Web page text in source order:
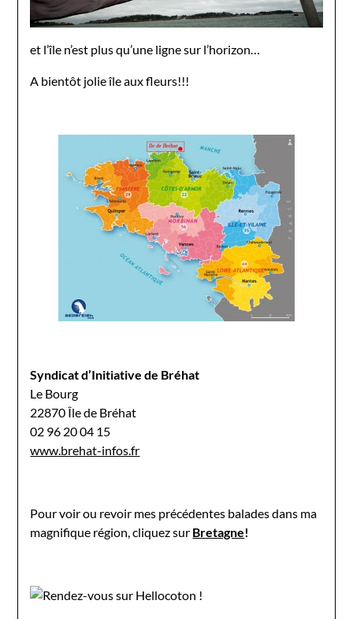
et l’île n’est plus qu’une ligne sur l’horizon…
A bientôt jolie île aux fleurs!!!
Syndicat d’Initiative de Bréhat
Le Bourg
22870 Île de Bréhat
02 96 20 04 15
www.brehat-infos.fr
Pour voir ou revoir mes précédentes balades dans ma
magnifique région, cliquez sur Bretagne!